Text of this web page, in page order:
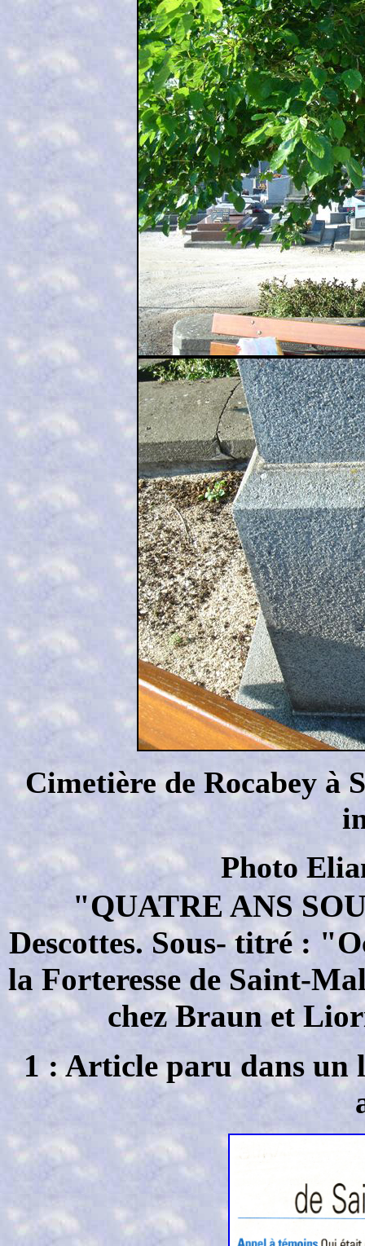
Cimetière de Rocabey à
Photo
"QUATRE ANS
Descottes. Sous- titré :
la Forteresse de Saint-
chez Braun et
1 : Article paru dans un